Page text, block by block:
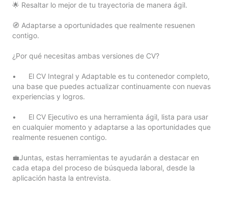
🌟 Resaltar lo mejor de tu trayectoria de manera ágil.
🧭 Adaptarse a oportunidades que realmente resuenen
contigo.
¿Por qué necesitas ambas versiones de CV?
•	El CV Integral y Adaptable es tu contenedor completo,
una base que puedes actualizar continuamente con nuevas
experiencias y logros.
•	El CV Ejecutivo es una herramienta ágil, lista para usar
en cualquier momento y adaptarse a las oportunidades que
realmente resuenen contigo.
💼Juntas, estas herramientas te ayudarán a destacar en
cada etapa del proceso de búsqueda laboral, desde la
aplicación hasta la entrevista.